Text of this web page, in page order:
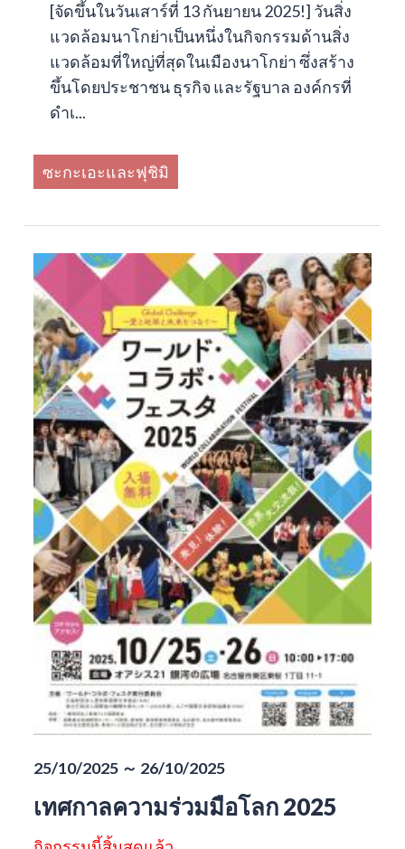
[จัดขึ้นในวันเสาร์ที่ 13 กันยายน 2025!] วันสิ่ง
แวดล้อมนาโกย่าเป็นหนึ่งในกิจกรรมด้านสิ่ง
แวดล้อมที่ใหญ่ที่สุดในเมืองนาโกย่า ซึ่งสร้าง
ขึ้นโดยประชาชน ธุรกิจ และรัฐบาล องค์กรที่
ดำเ...
ซะกะเอะและฟุชิมิ
25/10/2025 ～ 26/10/2025
เทศกาลความร่วมมือโลก 2025